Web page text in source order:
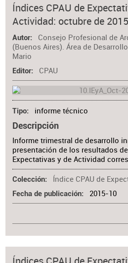
Índices CPAU de
Actividad: octubre de 2015
Autor
Consejo Profesional de
(Buenos Aires). Área de
Mario
Editor CPAU
Tipo informe técnico
Descripción
Informe trimestral de desarrollo
presentación de los resultados
Expectativas y de Actividad
Colección Índice CPAU de
Fecha de publicación 2015-10